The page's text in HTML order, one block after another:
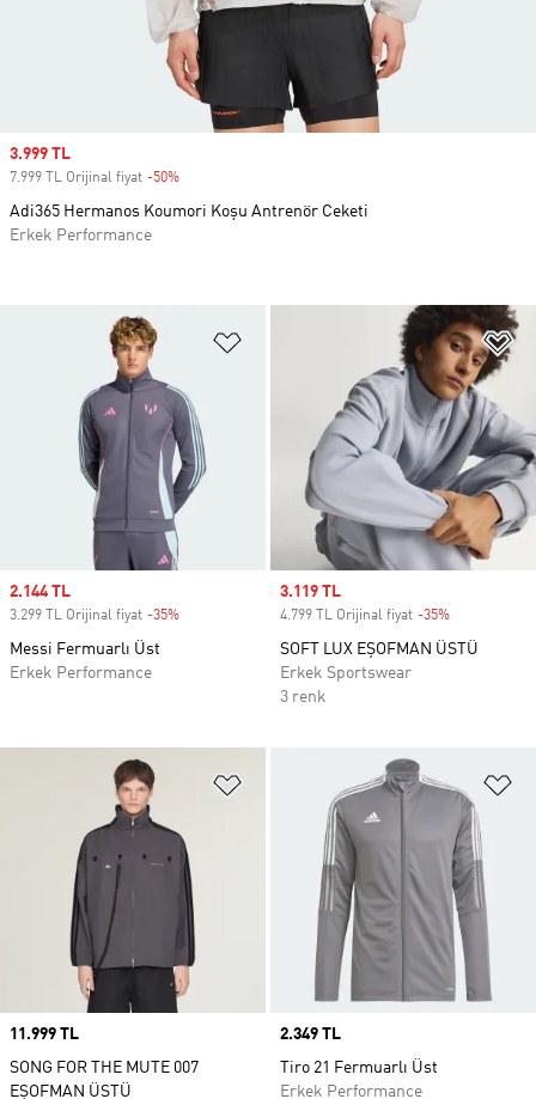
Favori Listesine Ekle
Sale price
2.144 TL
3.299 TL Orijinal fiyat -35%
Messi Fermuarlı Üst
Erkek Performance
Sale price
3.119 TL
4.799 TL Orijinal fiyat -35%
SOFT LUX EŞOFMAN ÜSTÜ
Erkek Sportswear
3 renk
Favori Listesine Ekle
Price
11.999 TL
SONG FOR THE MUTE 007
EŞOFMAN ÜSTÜ
Price
2.349 TL
Tiro 21 Fermuarlı Üst
Erkek Performance
Sale price
3.999 TL
7.999 TL Orijinal fiyat -50%
Adi365 Hermanos Koumori Koşu Antrenör Ceketi
Erkek Performance